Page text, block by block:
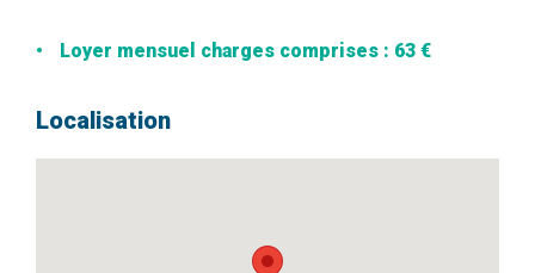
Loyer mensuel charges comprises : 63 €
Localisation